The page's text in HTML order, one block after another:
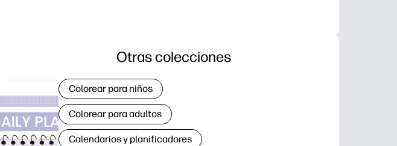
Otras colecciones
Colorear para niños
Colorear para adultos
Calendarios y planificadores